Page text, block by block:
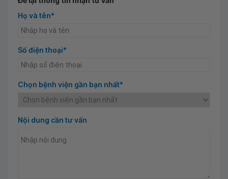
Họ và tên*
Số điện thoại*
Chọn bệnh viện gần bạn nhất*
Nội dung cần tư vấn